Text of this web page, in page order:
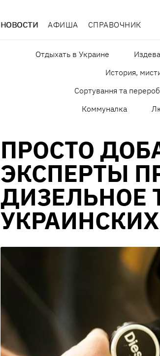
НОВОСТИ АФИША СПРАВОЧНИК
Отдыхать в Украине
История,
Сортування та
Коммуналка
ПРОСТО
ЭКСПЕРТЫ
ДИЗЕЛЬНОЕ